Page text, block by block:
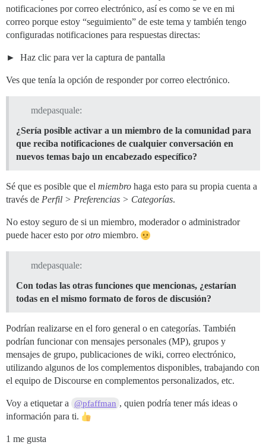
notificaciones por correo electrónico, así es como se ve en mi
correo porque estoy “seguimiento” de este tema y también tengo
configuradas notificaciones para respuestas directas:
Haz clic para ver la captura de pantalla
Ves que tenía la opción de responder por correo electrónico.
mdepasquale:
¿Sería posible activar a un miembro de la comunidad para
que reciba notificaciones de cualquier conversación en
nuevos temas bajo un encabezado específico?
Sé que es posible que el miembro haga esto para su propia cuenta a
través de Perfil > Preferencias > Categorías.
No estoy seguro de si un miembro, moderador o administrador
puede hacer esto porotro miembro.
mdepasquale:
Con todas las otras funciones que mencionas, ¿estarían
todas en el mismo formato de foros de discusión?
Podrían realizarse en el foro general o en categorías. También
podrían funcionar con mensajes personales (MP), grupos y
mensajes de grupo, publicaciones de wiki, correo electrónico,
utilizando algunos de los complementos disponibles, trabajando con
el equipo de Discourse en complementos personalizados, etc.
Voy a etiquetar a @pfaffman , quien podría tener más ideas o
información para ti.
1 me gusta